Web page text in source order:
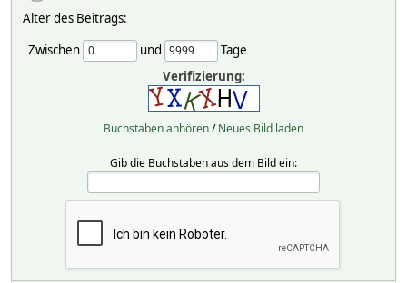
Alter des Beitrags:
Zwischen
und
Tage
Verifizierung:
Buchstaben anhören/Neues Bild laden
Gib die Buchstaben aus dem Bild ein: